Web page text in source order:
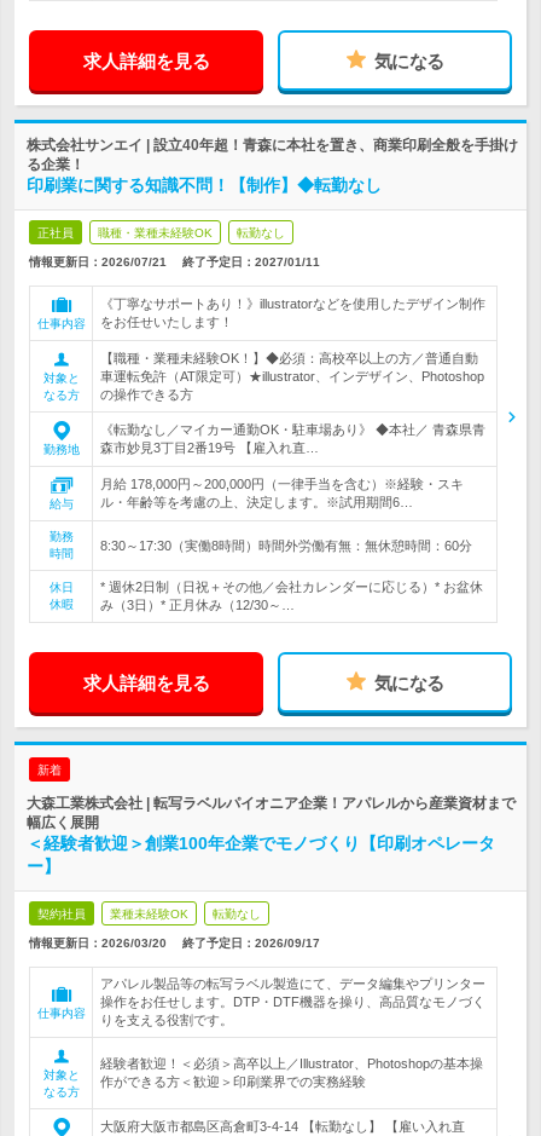
求人詳細を見る 気になる
株式会社サンエイ | 設立40年超！青森に本社を置き、商業印刷全般を手掛け
る企業！
印刷業に関する知識不問！【制作】◆転勤なし
正社員 職種・業種未経験OK 転勤なし
情報更新日：2026/07/21 終了予定日： 2027/01/11
仕事内容
《丁寧なサポートあり！》illustratorなどを使用したデザイン制作
をお任せいたします！
対象と
なる方
【職種・業種未経験OK！】◆必須：高校卒以上の方／普通自動
車運転免許（AT限定可）★illustrator、インデザイン、Photoshop
の操作できる方
勤務地
《転勤なし／マイカー通勤OK・駐車場あり》 ◆本社／ 青森県青
森市妙見3丁目2番19号 【雇入れ直…
給与
月給 178,000円～200,000円（一律手当を含む）※経験・スキ
ル・年齢等を考慮の上、決定します。※試用期間6…
勤務
時間
8:30～17:30（実働8時間）時間外労働有無：無休憩時間：60分
休日
休暇
* 週休2日制（日祝＋その他／会社カレンダーに応じる）* お盆休
み（3日）* 正月休み（12/30～…
求人詳細を見る 気になる
新着
大森工業株式会社 | 転写ラベルパイオニア企業！アパレルから産業資材まで
幅広く展開
＜経験者歓迎＞創業100年企業でモノづくり【印刷オペレータ
ー】
契約社員 業種未経験OK 転勤なし
情報更新日：2026/03/20 終了予定日： 2026/09/17
仕事内容
アパレル製品等の転写ラベル製造にて、データ編集やプリンター
操作をお任せします。DTP・DTF機器を操り、高品質なモノづく
りを支える役割です。
対象と
なる方
経験者歓迎！＜必須＞高卒以上／Illustrator、Photoshopの基本操
作ができる方＜歓迎＞印刷業界での実務経験
大阪府大阪市都島区高倉町3-4-14 【転勤なし】 【雇い入れ直